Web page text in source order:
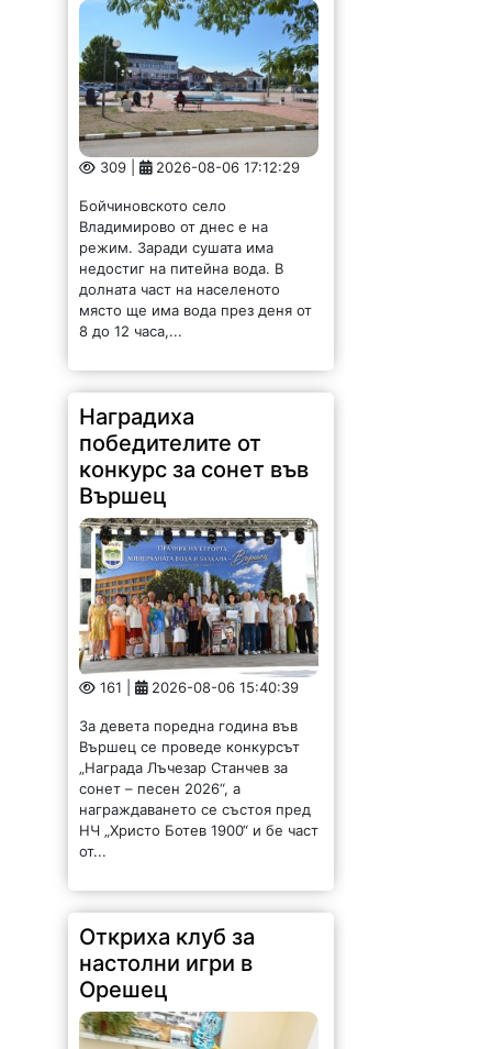
309 | 2026-08-06 17:12:29
Бойчиновското село
Владимирово от днес е на
режим. Заради сушата има
недостиг на питейна вода. В
долната част на населеното
място ще има вода през деня от
8 до 12 часа,...
Наградиха
победителите от
конкурс за сонет във
Вършец
161 | 2026-08-06 15:40:39
За девета поредна година във
Вършец се проведе конкурсът
„Награда Лъчезар Станчев за
сонет – песен 2026“, а
награждаването се състоя пред
НЧ „Христо Ботев 1900“ и бе част
от...
Откриха клуб за
настолни игри в
Орешец